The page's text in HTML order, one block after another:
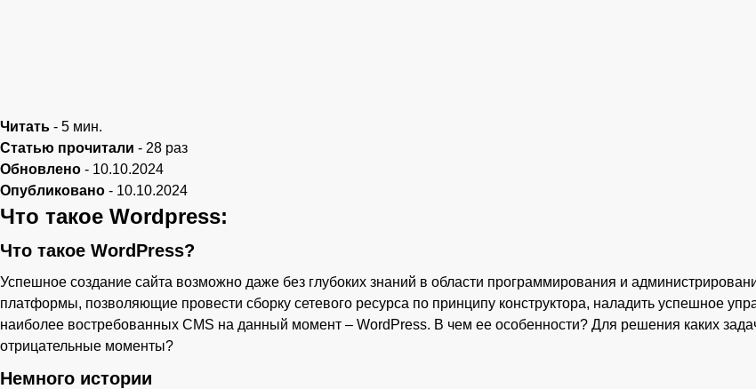
Читать - 5 мин.
Статью прочитали - 28 раз
Обновлено - 10.10.2024
Опубликовано - 10.10.2024
Что такое Wordpress:
Что такое WordPress?
Успешное создание сайта возможно даже без глубоких знаний в области программирования и
платформы, позволяющие провести сборку сетевого ресурса по принципу конструктора, наладить успешное
наиболее востребованных CMS на данный момент – WordPress. В чем ее особенности? Для решения каких
отрицательные моменты?
Немного истории